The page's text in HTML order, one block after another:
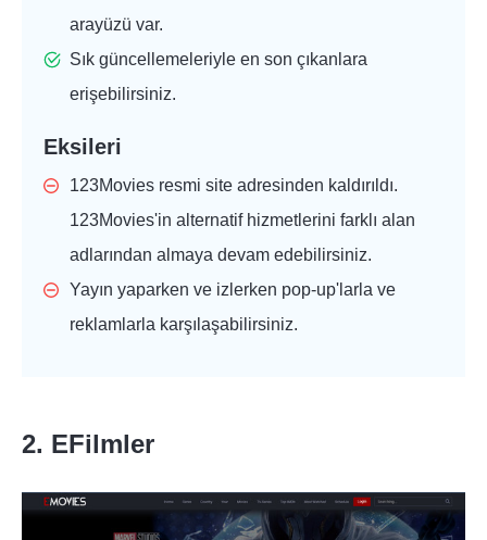
arayüzü var.
Sık güncellemeleriyle en son çıkanlara
erişebilirsiniz.
Eksileri
123Movies resmi site adresinden kaldırıldı.
123Movies'in alternatif hizmetlerini farklı alan
adlarından almaya devam edebilirsiniz.
Yayın yaparken ve izlerken pop-up'larla ve
reklamlarla karşılaşabilirsiniz.
2. EFilmler